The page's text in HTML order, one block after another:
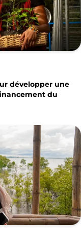
développer une
du